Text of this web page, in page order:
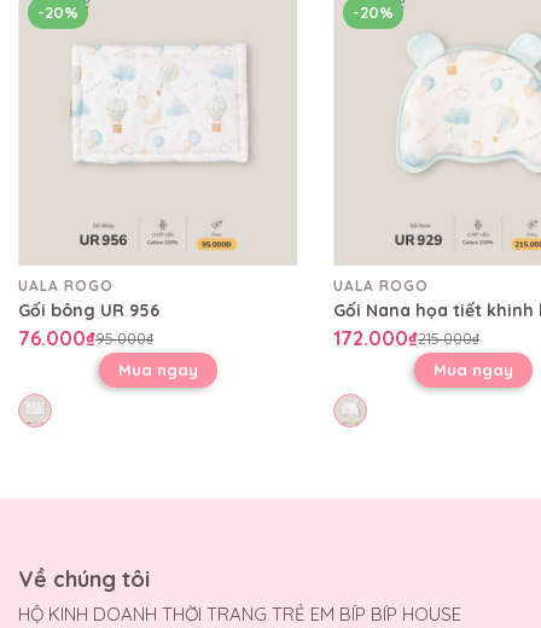
-20%
UALA ROGO
Gối bông UR 956
76.000₫95.000₫
Mua ngay
-20%
UALA ROGO
172.000₫215.000₫
Mua ngay
Về chúng tôi
HỘ KINH DOANH THỜI TRANG TRẺ EM BÍP BÍP HOUSE